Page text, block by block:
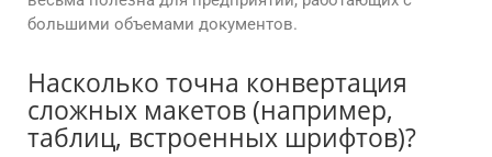
большими объемами документов.
Насколько точна конвертация
сложных макетов (например,
таблиц, встроенных шрифтов)?